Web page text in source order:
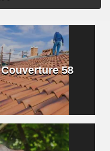
Couverture 58